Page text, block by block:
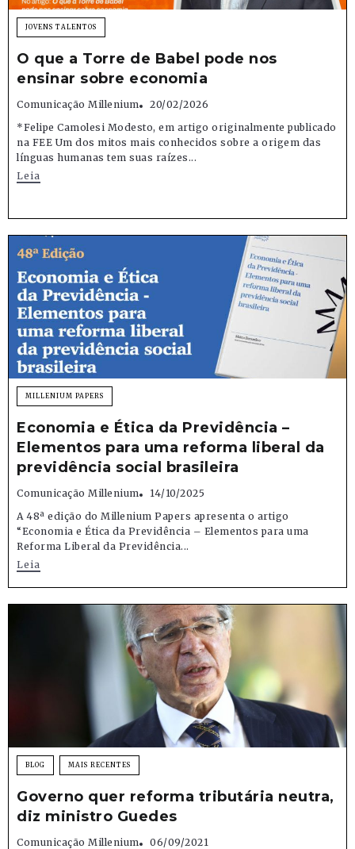
JOVENS TALENTOS
O que a Torre de Babel pode nos
ensinar sobre economia
Comunicação Millenium
20/02/2026
*Felipe Camolesi Modesto, em artigo originalmente publicado
na FEE Um dos mitos mais conhecidos sobre a origem das
línguas humanas tem suas raízes...
Leia
MILLENIUM PAPERS
Economia e Ética da Previdência –
Elementos para uma reforma liberal da
previdência social brasileira
Comunicação Millenium
14/10/2025
A 48ª edição do Millenium Papers apresenta o artigo
“Economia e Ética da Previdência – Elementos para uma
Reforma Liberal da Previdência...
Leia
BLOG MAIS RECENTES
Governo quer reforma tributária neutra,
diz ministro Guedes
Comunicação Millenium
06/09/2021